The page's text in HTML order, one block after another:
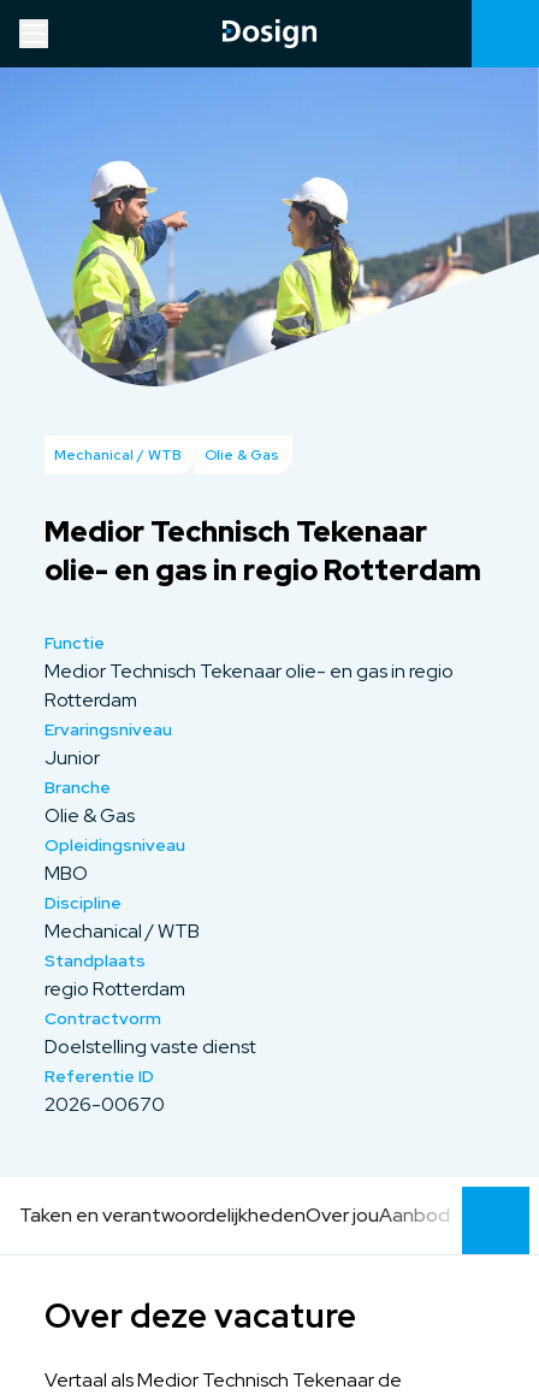
Mechanical / WTB Olie & Gas
Medior Technisch Tekenaar
olie- en gas in regio Rotterdam
Functie
Medior Technisch Tekenaar olie- en gas in regio
Rotterdam
Ervaringsniveau
Junior
Branche
Olie & Gas
Opleidingsniveau
MBO
Discipline
Mechanical / WTB
Standplaats
regio Rotterdam
Contractvorm
Doelstelling vaste dienst
Referentie ID
2026-00670
Taken en verantwoordelijkhedenOver jouAanbod
Over deze vacature
Vertaal als Medior Technisch Tekenaar de